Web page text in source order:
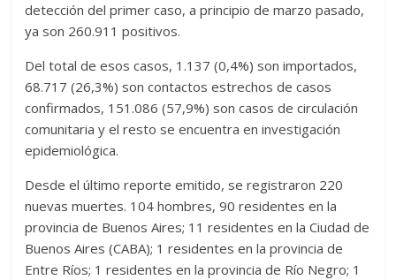
detección del primer caso, a principio de marzo pasado,
ya son 260.911 positivos.
Del total de esos casos, 1.137 (0,4%) son importados,
68.717 (26,3%) son contactos estrechos de casos
confirmados, 151.086 (57,9%) son casos de circulación
comunitaria y el resto se encuentra en investigación
epidemiológica.
Desde el último reporte emitido, se registraron 220
nuevas muertes. 104 hombres, 90 residentes en la
provincia de Buenos Aires; 11 residentes en la Ciudad de
Buenos Aires (CABA); 1 residentes en la provincia de
Entre Ríos; 1 residentes en la provincia de Río Negro; 1